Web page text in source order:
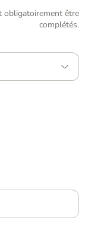
obligatoirement être
complétés.